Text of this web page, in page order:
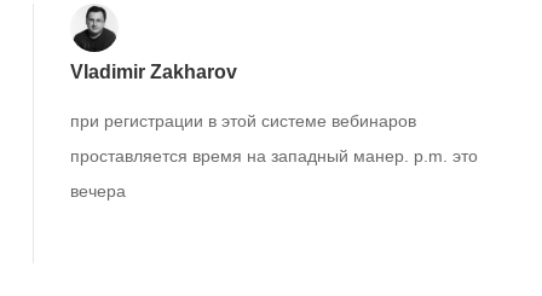
Vladimir Zakharov
при регистрации в этой системе вебинаров
проставляется время на западный манер. p.m. это
вечера